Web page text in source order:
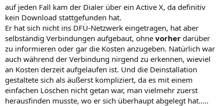
auf jeden Fall kam der Dialer über ein Active X, da definitiv
kein Download stattgefunden hat.
Er hat sich nicht ins DFÜ-Netzwerk eingetragen, hat aber
selbständig Verbindungen aufgebaut, ohne vorher darüber
zu informieren oder gar die Kosten anzugeben. Natürlich war
auch während der Verbindung nirgend zu erkennen, wieviel
an Kosten derzeit aufgelaufen ist. Und die Deinstallation
gestaltete sich als äußerst kompliziert, da es mit einem
einfachen Löschen nicht getan war, man vielmehr zuerst
herausfinden musste, wo er sich überhaupt abgelegt hat.....